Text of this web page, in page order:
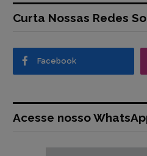
Curta Nossas Redes
Facebook
Acesse nosso